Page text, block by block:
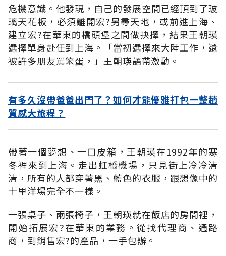
危機意識。他發現，自己的發展空間已經頂到了玻
璃天花板，必須離開宏?另尋天地，或前進上海、
建立宏?在華東的橋頭堡之間做抉擇，結果王朝瑛
選擇單身赴任到上海。「當初選擇來大陸工作，還
被許多朋友罵笨蛋，」王朝瑛語帶激動。
有多久沒帶爸爸出門了？如何才能優雅打包一整趟
質感大旅程？
帶著一個夢想、一口皮箱，王朝瑛在1992年的寒
冬裡來到上海。走出虹橋機場，只見街上冷冷清
清，所有的人都穿著黑、藍色的衣服，跟想像中的
十里洋場完全不一樣。
一張桌子、兩張椅子，王朝瑛就在飯店的房間裡，
開始拓展宏?在華東的業務。從找代理商、通路
商，到銷售宏?的產品，一手包辦。